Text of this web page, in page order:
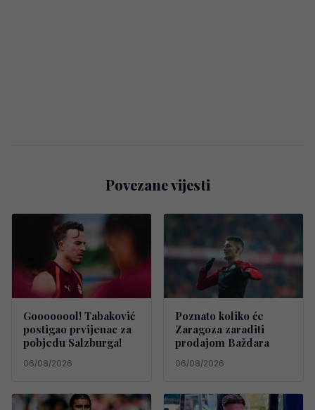
Povezane vijesti
Goooooool! Tabaković
postigao prvijenac za
pobjedu Salzburga!
06/08/2026
Poznato koliko će
Zaragoza zaraditi
prodajom Baždara
06/08/2026